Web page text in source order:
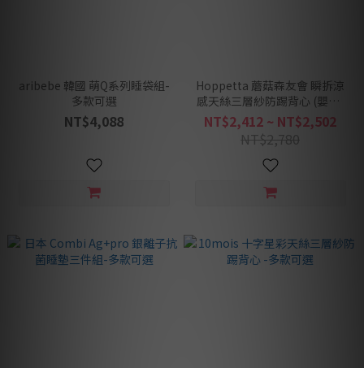
aribebe 韓國 萌Q系列睡袋組-
多款可選
NT$4,088
Hoppetta 蘑菇森友會 瞬拆涼
感天絲三層紗防踢背心 (嬰童/
幼童)
NT$2,412 ~ NT$2,502
NT$2,780